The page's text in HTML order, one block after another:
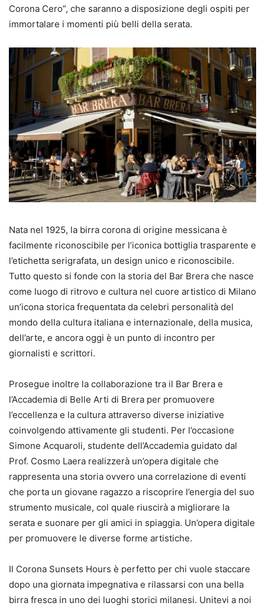
Corona Cero”, che saranno a disposizione degli ospiti per
immortalare i momenti più belli della serata.
Nata nel 1925, la birra corona di origine messicana è
facilmente riconoscibile per l’iconica bottiglia trasparente e
l’etichetta serigrafata, un design unico e riconoscibile.
Tutto questo si fonde con la storia del Bar Brera che nasce
come luogo di ritrovo e cultura nel cuore artistico di Milano
un’icona storica frequentata da celebri personalità del
mondo della cultura italiana e internazionale, della musica,
dell’arte, e ancora oggi è un punto di incontro per
giornalisti e scrittori.
Prosegue inoltre la collaborazione tra il Bar Brera e
l’Accademia di Belle Arti di Brera per promuovere
l’eccellenza e la cultura attraverso diverse iniziative
coinvolgendo attivamente gli studenti. Per l’occasione
Simone Acquaroli, studente dell’Accademia guidato dal
Prof. Cosmo Laera realizzerà un’opera digitale che
rappresenta una storia ovvero una correlazione di eventi
che porta un giovane ragazzo a riscoprire l’energia del suo
strumento musicale, col quale riuscirà a migliorare la
serata e suonare per gli amici in spiaggia. Un’opera digitale
per promuovere le diverse forme artistiche.
Il Corona Sunsets Hours è perfetto per chi vuole staccare
dopo una giornata impegnativa e rilassarsi con una bella
birra fresca in uno dei luoghi storici milanesi. Unitevi a noi